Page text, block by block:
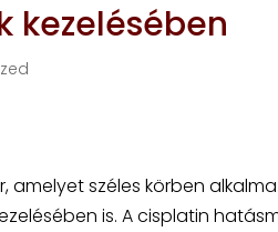
kezelésében
amelyet széles körben
is. A cisplatin